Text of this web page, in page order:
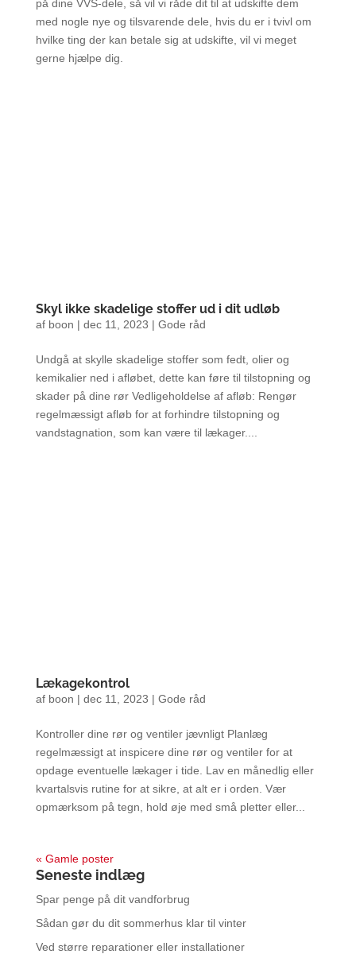
på dine VVS-dele, så vil vi råde dit til at udskifte dem
med nogle nye og tilsvarende dele, hvis du er i tvivl om
hvilke ting der kan betale sig at udskifte, vil vi meget
gerne hjælpe dig.
Skyl ikke skadelige stoffer ud i dit udløb
af boon | dec 11, 2023 | Gode råd
Undgå at skylle skadelige stoffer som fedt, olier og
kemikalier ned i afløbet, dette kan føre til tilstopning og
skader på dine rør Vedligeholdelse af afløb: Rengør
regelmæssigt afløb for at forhindre tilstopning og
vandstagnation, som kan være til lækager....
Lækagekontrol
af boon | dec 11, 2023 | Gode råd
Kontroller dine rør og ventiler jævnligt Planlæg
regelmæssigt at inspicere dine rør og ventiler for at
opdage eventuelle lækager i tide. Lav en månedlig eller
kvartalsvis rutine for at sikre, at alt er i orden. Vær
opmærksom på tegn, hold øje med små pletter eller...
« Gamle poster
Seneste indlæg
Spar penge på dit vandforbrug
Sådan gør du dit sommerhus klar til vinter
Ved større reparationer eller installationer